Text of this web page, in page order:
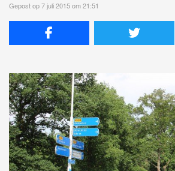
Gepost op 7 juli 2015 om 21:51